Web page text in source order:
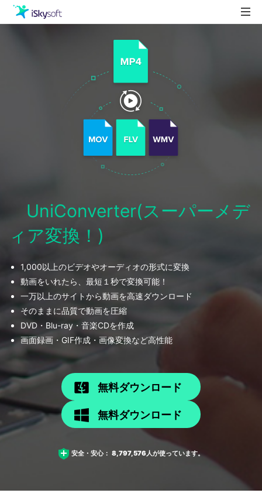
UniConverter(スーパーメデ
ィア変換！)
1,000以上のビデオやオーディオの形式に変換
動画をいれたら、最短１秒で変換可能！
一万以上のサイトから動画を高速ダウンロード
そのままに品質で動画を圧縮
DVD・Blu-ray・音楽CDを作成
画面録画・GIF作成・画像変換など高性能
無料ダウンロード
無料ダウンロード
安全・安心： 8,797,576人が使っています。